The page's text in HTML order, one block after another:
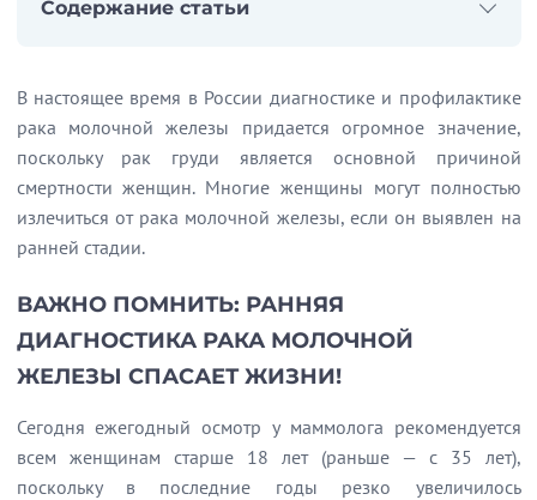
Содержание статьи
Важно помнить: ранняя диагностика рака молочной железы спасает жизни!
Методы диагностики молочных желез
Все эти обследования Вы можете пройти в нашем центре в удобное для Вас время за один день!
Кому необходима консультация врача маммолога?
В настоящее время в России диагностике и профилактике
рака молочной железы придается огромное значение,
поскольку рак груди является основной причиной
смертности женщин. Многие женщины могут полностью
излечиться от рака молочной железы, если он выявлен на
ранней стадии.
ВАЖНО ПОМНИТЬ: РАННЯЯ
ДИАГНОСТИКА РАКА МОЛОЧНОЙ
ЖЕЛЕЗЫ СПАСАЕТ ЖИЗНИ!
Сегодня ежегодный осмотр у маммолога рекомендуется
всем женщинам старше 18 лет (раньше — с 35 лет),
поскольку в последние годы резко увеличилось